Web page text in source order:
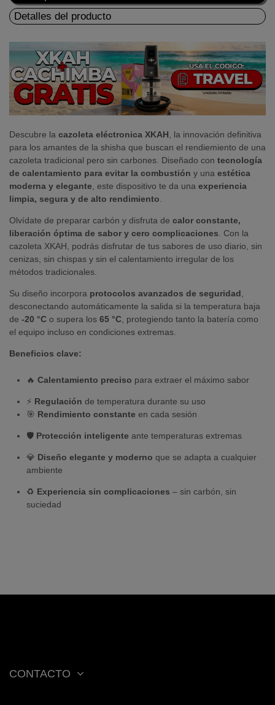
Detalles del producto
Descubre la cazoleta eléctronica XKAH , la innovación definitiva
para los amantes de la shisha que buscan el rendiemiento de una
cazoleta tradicional pero sin carbones. Diseñado con tecnología
de calentamiento para evitar la combustión y una estética
moderna y elegante , este dispositivo te da una experiencia
limpia, segura y de alto rendimiento
Olvídate de preparar carbón y disfruta de calor constante,
liberación óptima de sabor y cero complicaciones . Con la
cazoleta XKAH, podrás disfrutar de tus sabores de uso diario, sin
cenizas, sin chispas y sin el calentamiento irregular de los
métodos tradicionales.
Su diseño incorpora protocolos avanzados de seguridad
desconectando automáticamente la salida si la temperatura baja
de -20 °C o supera los 65 °C , protegiendo tanto la batería como
el equipo incluso en condiciones extremas.
Beneficios clave:
🔥 Calentamiento preciso para extraer el máximo sabor
⚡ Regulación de temperatura durante su uso
🎯 Rendimiento constante en cada sesión
🛡️ Protección inteligente ante temperaturas extremas
💎 Diseño elegante y moderno que se adapta a cualquier
ambiente
♻️ Experiencia sin complicaciones – sin carbón, sin
suciedad
CONTACTO